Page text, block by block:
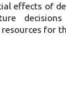
effects of
for